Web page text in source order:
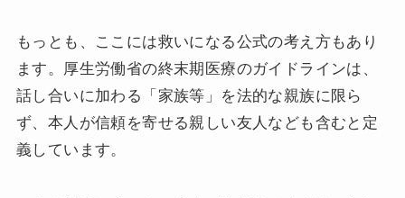
もっとも、ここには救いになる公式の考え方もあり
ます。厚生労働省の終末期医療のガイドラインは、
話し合いに加わる「家族等」を法的な親族に限ら
ず、本人が信頼を寄せる親しい友人なども含むと定
義しています。